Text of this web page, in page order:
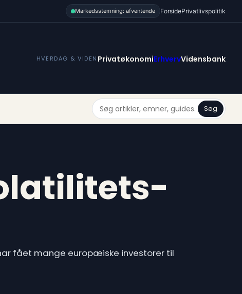
Markedsstemning: afventende ForsidePrivatlivspolitik
HVERDAG & VIDEN PrivatøkonomiErhvervVidensbank
Søg
fået mange europæiske investorer til